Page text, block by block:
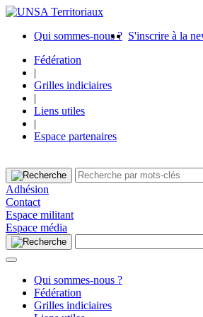
Qui sommes-nous ? S'inscrire à la
Fédération
|
Grilles indiciaires
|
Liens utiles
|
Espace partenaires
Adhésion
Contact
Espace militant
Espace média
Qui sommes-nous ?
Fédération
Grilles indiciaires